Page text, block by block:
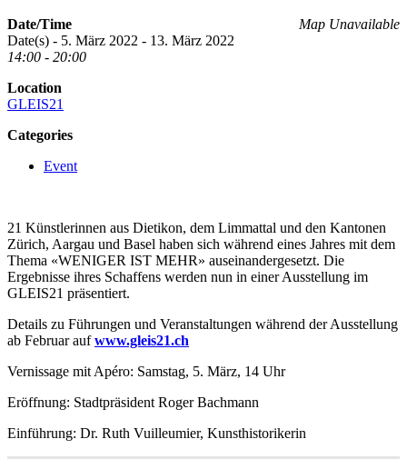
Map Unavailable
Date/Time
Date(s) - 5. März 2022 - 13. März 2022
14:00 - 20:00
Location
GLEIS21
Categories
Event
21 Künstlerinnen aus Dietikon, dem Limmattal und den Kantonen
Zürich, Aargau und Basel haben sich während eines Jahres mit dem
Thema «WENIGER IST MEHR» auseinandergesetzt. Die
Ergebnisse ihres Schaffens werden nun in einer Ausstellung im
GLEIS21 präsentiert.
Details zu Führungen und Veranstaltungen während der Ausstellung
ab Februar aufwww.gleis21.ch
Vernissage mit Apéro: Samstag, 5. März, 14 Uhr
Eröffnung: Stadtpräsident Roger Bachmann
Einführung: Dr. Ruth Vuilleumier, Kunsthistorikerin